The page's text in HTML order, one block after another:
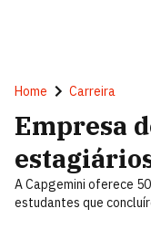
Home Carreira
Empresa
A Capgemini oferece
estudantes que